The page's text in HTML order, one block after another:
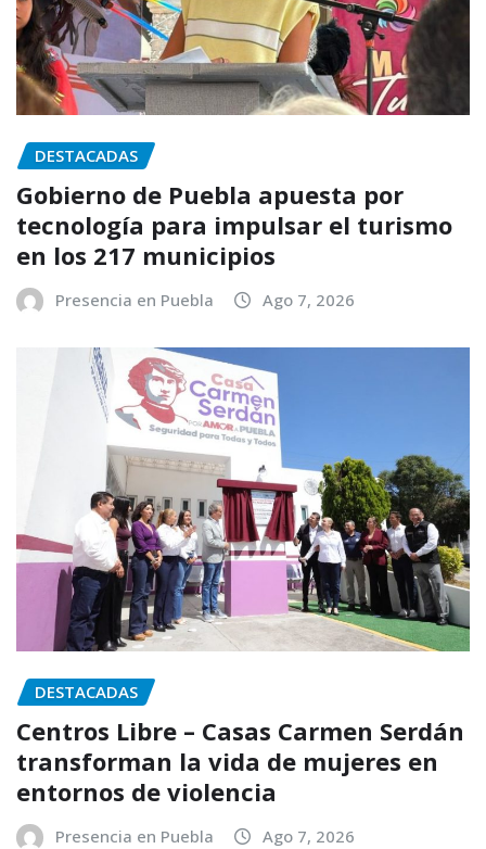
DESTACADAS
Gobierno de Puebla apuesta por
tecnología para impulsar el turismo
en los 217 municipios
Presencia en Puebla Ago 7, 2026
DESTACADAS
Centros Libre – Casas Carmen Serdán
transforman la vida de mujeres en
entornos de violencia
Presencia en Puebla Ago 7, 2026